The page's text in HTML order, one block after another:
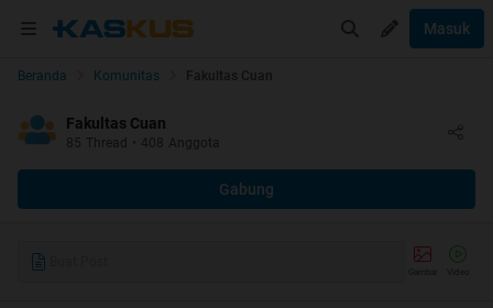
Masuk
Beranda Komunitas Fakultas Cuan
Fakultas Cuan
85 Thread • 408 Anggota
Gabung